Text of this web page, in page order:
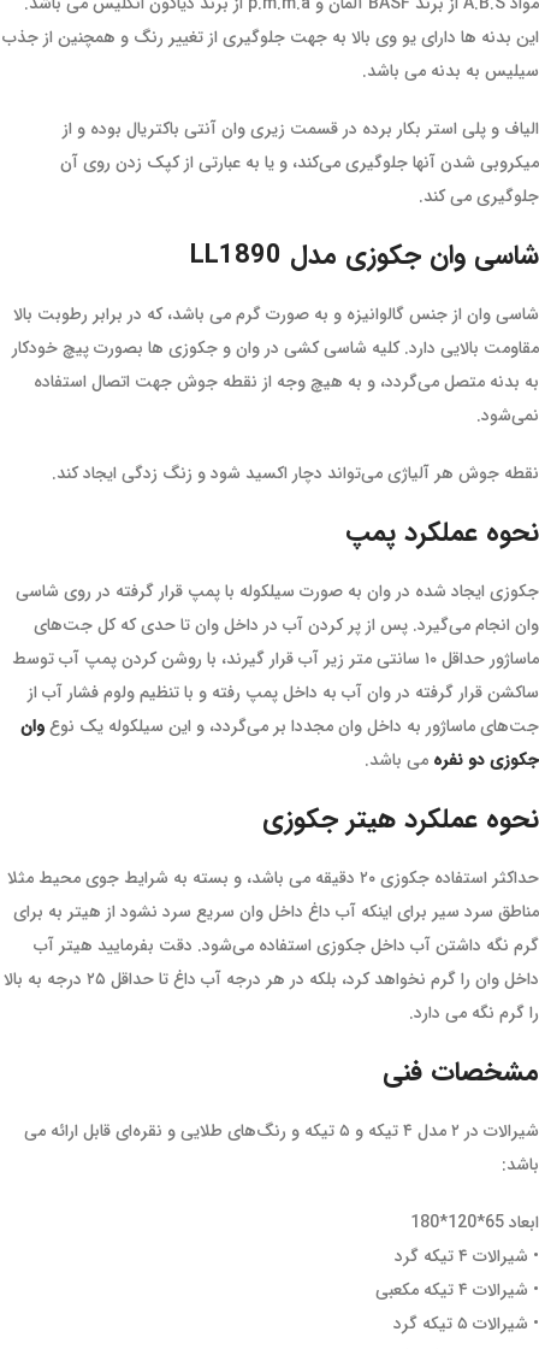
این بدنه ها دارای یو وی بالا به جهت جلوگیری از تغییر رنگ و همچنین از جذب
سیلیس به بدنه می باشد.
الیاف و پلی استر بکار برده در قسمت زیری وان آنتی باکتریال بوده و از
میکروبی شدن آنها جلوگیری می‌کند، و یا به عبارتی از کپک زدن روی آن
جلوگیری می کند.
شاسی وان جکوزی مدل LL1890
شاسی وان از جنس گالوانیزه و به صورت گرم می باشد، که در برابر رطوبت بالا
مقاومت بالایی دارد. کلیه شاسی کشی در وان و جکوزی ها بصورت پیچ خودکار
به بدنه متصل می‌گردد، و به هیچ وجه از نقطه جوش جهت اتصال استفاده
نمی‌شود.
نقطه جوش هر آلیاژی می‌تواند دچار اکسید شود و زنگ زدگی ایجاد کند.
نحوه عملکرد پمپ
جکوزی ایجاد شده در وان به صورت سیلکوله با پمپ قرار گرفته در روی شاسی
وان انجام می‌گیرد. پس از پر کردن آب در داخل وان تا حدی که کل جت‌های
ماساژور حداقل ۱۰ سانتی متر زیر آب قرار گیرند، با روشن کردن پمپ آب توسط
ساکشن قرار گرفته در وان آب به داخل پمپ رفته و با تنظیم ولوم فشار آب از
جت‌های ماساژور به داخل وان مجددا بر می‌گردد، و این سیلکوله یک نوعوان
جکوزی دو نفره می باشد.
نحوه عملکرد هیتر جکوزی
حداکثر استفاده جکوزی ۲۰ دقیقه می باشد، و بسته به شرایط جوی محیط مثلا
مناطق سرد سیر برای اینکه آب داغ داخل وان سریع سرد نشود از هیتر به برای
گرم نگه داشتن آب داخل جکوزی استفاده می‌شود. دقت بفرمایید هیتر آب
داخل وان را گرم نخواهد کرد، بلکه در هر درجه آب داغ تا حداقل ۲۵ درجه به بالا
را گرم نگه می دارد.
مشخصات فنی
شیرالات در ۲ مدل ۴ تیکه و ۵ تیکه و رنگ‌های طلایی و نقره‌ای قابل ارائه می
باشد:
ابعاد 65*120*180
• شیرالات ۴ تیکه گرد
• شیرالات ۴ تیکه مکعبی
• شیرالات ۵ تیکه گرد